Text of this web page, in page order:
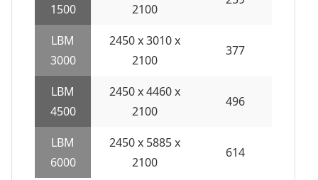
1500
2100
LBM
3000
2450 x 3010 x
2100
377
LBM
4500
2450 x 4460 x
2100
496
LBM
6000
2450 x 5885 x
2100
614